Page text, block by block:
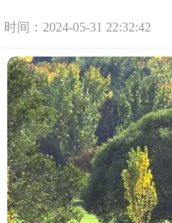
时间：2024-05-31 22:32:42